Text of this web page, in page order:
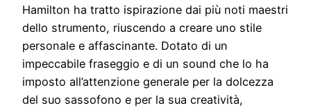
Hamilton ha tratto ispirazione dai più noti maestri
dello strumento, riuscendo a creare uno stile
personale e affascinante. Dotato di un
impeccabile fraseggio e di un sound che lo ha
imposto all’attenzione generale per la dolcezza
del suo sassofono e per la sua creatività,